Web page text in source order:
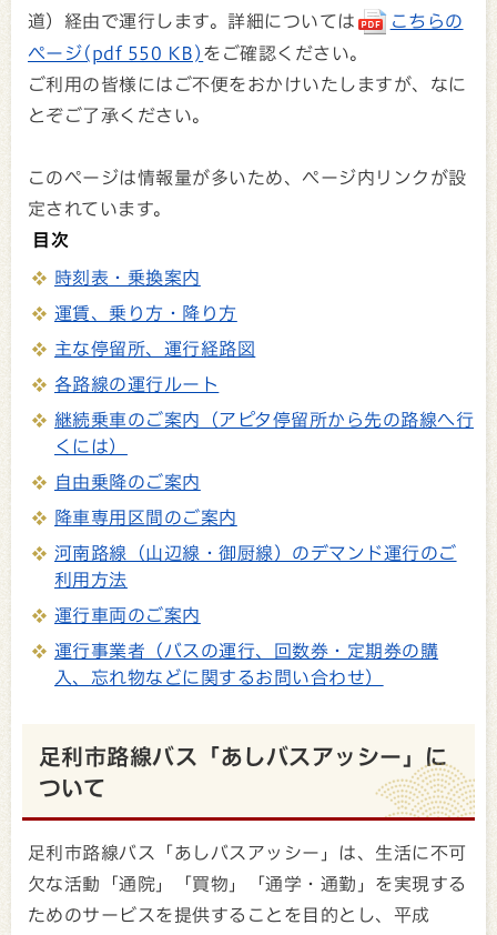
道）経由で運行します。詳細については
こちらの
ページ(pdf 550 KB) をご確認ください。
ご利用の皆様にはご不便をおかけいたしますが、なに
とぞご了承ください。
このページは情報量が多いため、ページ内リンクが設
定されています。
目次
時刻表・乗換案内
運賃、乗り方・降り方
主な停留所、運行経路図
各路線の運行ルート
継続乗車のご案内（アピタ停留所から先の路線へ行
くには）
自由乗降のご案内
降車専用区間のご案内
河南路線（山辺線・御厨線）のデマンド運行のご
利用方法
運行車両のご案内
運行事業者（バスの運行、回数券・定期券の購
入、忘れ物などに関するお問い合わせ）
足利市路線バス「あしバスアッシー」に
ついて
足利市路線バス「あしバスアッシー」は、生活に不可
欠な活動「通院」「買物」「通学・通勤」を実現する
ためのサービスを提供することを目的とし、平成